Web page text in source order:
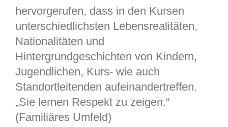
hervorgerufen, dass in den Kursen
unterschiedlichsten Lebensrealitäten,
Nationalitäten und
Hintergrundgeschichten von Kindern,
Jugendlichen, Kurs- wie auch
Standortleitenden aufeinandertreffen.
„Sie lernen Respekt zu zeigen.“
(Familiäres Umfeld)